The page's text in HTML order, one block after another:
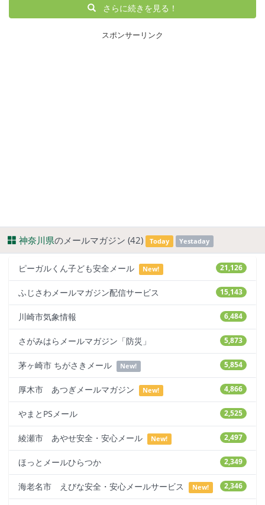
さらに続きを見る！
スポンサーリンク
神奈川県のメールマガジン (42) Today Yestaday
21,126
ピーガルくん子ども安全メール New!
15,143
ふじさわメールマガジン配信サービス
6,484
川崎市気象情報
5,873
さがみはらメールマガジン「防災」
5,854
茅ヶ崎市 ちがさきメール New!
4,866
厚木市 あつぎメールマガジン New!
2,525
やまとPSメール
2,497
綾瀬市 あやせ安全・安心メール New!
2,349
ほっとメールひらつか
2,346
海老名市 えびな安全・安心メールサービス New!